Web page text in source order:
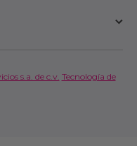
s.a. de c.v. Tecnología de